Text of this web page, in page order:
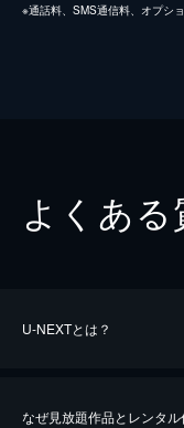
※通話料、SMS通信料、オプシ
よくある
U-NEXTとは？
なぜ見放題作品とレンタル